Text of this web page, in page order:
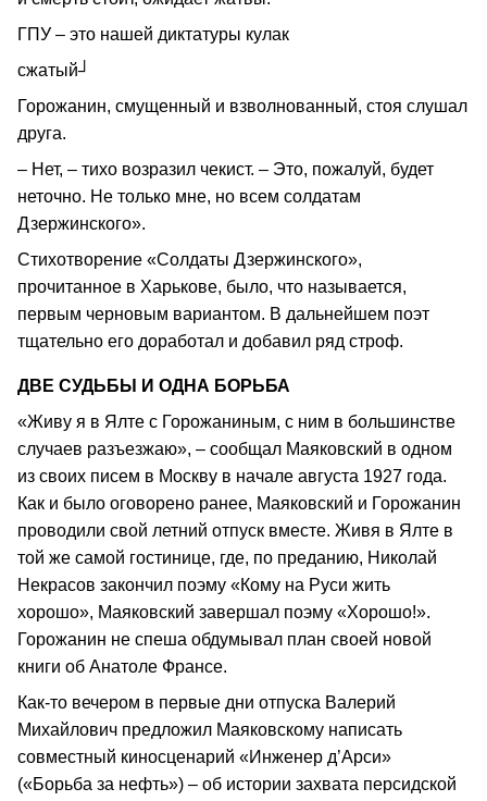
ГПУ – это нашей диктатуры кулак
сжатый┘
Горожанин, смущенный и взволнованный, стоя слушал
друга.
– Нет, – тихо возразил чекист. – Это, пожалуй, будет
неточно. Не только мне, но всем солдатам
Дзержинского».
Стихотворение «Солдаты Дзержинского»,
прочитанное в Харькове, было, что называется,
первым черновым вариантом. В дальнейшем поэт
тщательно его доработал и добавил ряд строф.
ДВЕ СУДЬБЫ И ОДНА БОРЬБА
«Живу я в Ялте с Горожаниным, с ним в большинстве
случаев разъезжаю», – сообщал Маяковский в одном
из своих писем в Москву в начале августа 1927 года.
Как и было оговорено ранее, Маяковский и Горожанин
проводили свой летний отпуск вместе. Живя в Ялте в
той же самой гостинице, где, по преданию, Николай
Некрасов закончил поэму «Кому на Руси жить
хорошо», Маяковский завершал поэму «Хорошо!».
Горожанин не спеша обдумывал план своей новой
книги об Анатоле Франсе.
Как-то вечером в первые дни отпуска Валерий
Михайлович предложил Маяковскому написать
совместный киносценарий «Инженер д’Арси»
(«Борьба за нефть») – об истории захвата персидской